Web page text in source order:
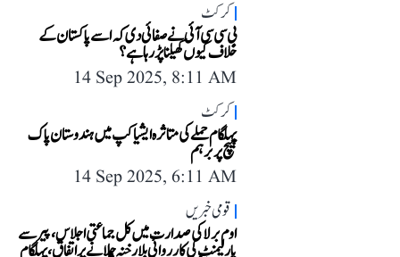
کرکٹ
بی سی سی آئی نے صفائی دی کہ اسے پاکستان کے
خلاف کیوں کھیلنا پڑ رہا ہے؟
14 Sep 2025, 8:11 AM
کرکٹ
پہلگام حملے کی متاثرہ ایشیا کپ میں ہندوستان پاک
میچ پر برہم
14 Sep 2025, 6:11 AM
قومی خبریں
اوم برلا کی صدارت میں کل جماعتی اجلاس، پیر سے
پارلیمنٹ کی کارروائی بلارخنہ چلانے پر اتفاق، پہلگام